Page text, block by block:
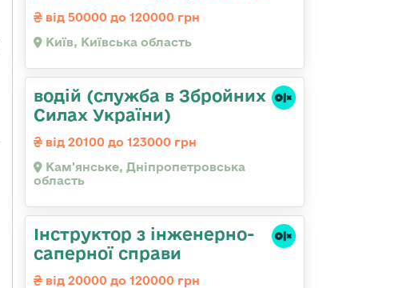
від 50000 до 120000 грн
Київ, Київська область
водій (служба в Збройних
Силах України)
від 20100 до 123000 грн
Кам'янське, Дніпропетровська
область
Інструктор з інженерно-
саперної справи
від 20000 до 120000 грн